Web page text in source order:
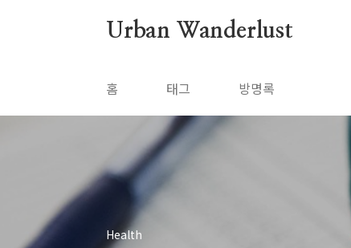
Urban Wanderlust
홈 태그 방명록
Health